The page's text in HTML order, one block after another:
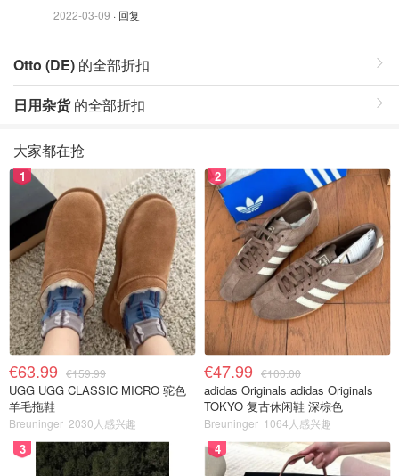
2022-03-09 · 回复
Otto (DE) 的全部折扣
日用杂货的全部折扣
大家都在抢
1
€63.99 €159.99
UGG UGG CLASSIC MICRO 驼色
羊毛拖鞋
Breuninger 2030人感兴趣
2
€47.99 €100.00
adidas Originals adidas Originals
TOKYO 复古休闲鞋 深棕色
Breuninger 1064人感兴趣
3 4